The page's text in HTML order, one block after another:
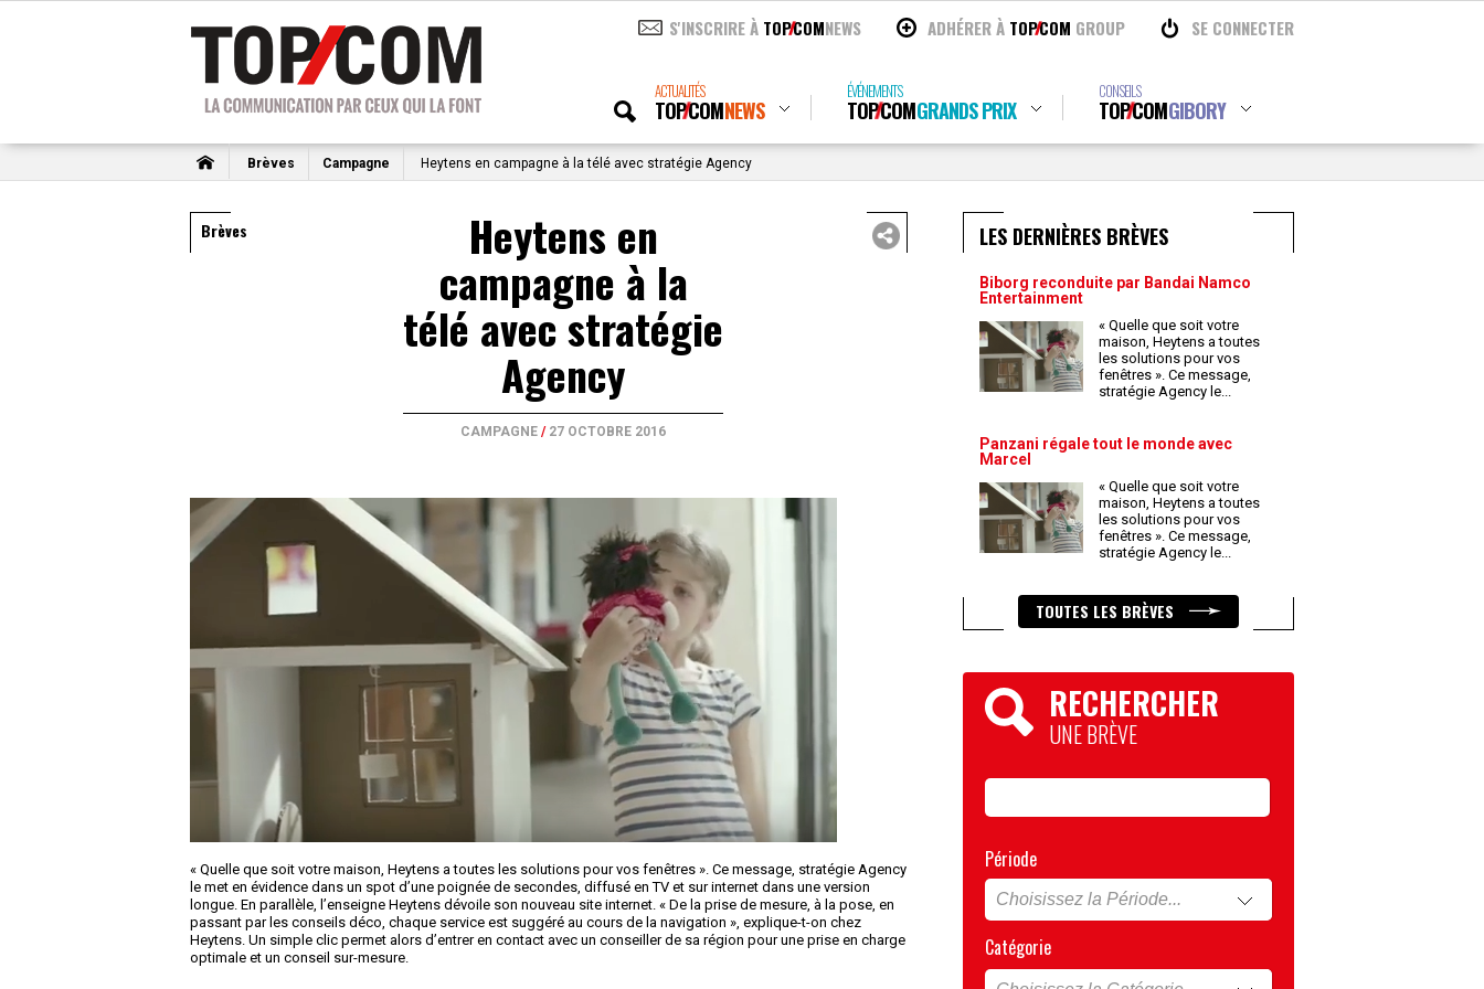
S'INSCRIRE À TOPCOMNEWS ADHÉRER À TOPCOM GROUP SE CONNECTER
ACTUALITÉS
TOPCOMNEWS
ÉVÉNEMENTS
TOPCOMGRANDS PRIX
CONSEILS
TOPCOMGIBORY
Brèves Campagne Heytens en campagne à la télé avec stratégie Agency
Brèves Heytens en
campagne à la
télé avec stratégie
Agency
CAMPAGNE / 27 OCTOBRE 2016
« Quelle que soit votre maison, Heytens a toutes les solutions pour vos fenêtres ». Ce message, stratégie Agency
le met en évidence dans un spot d’une poignée de secondes, diffusé en TV et sur internet dans une version
longue. En parallèle, l’enseigne Heytens dévoile son nouveau site internet. « De la prise de mesure, à la pose, en
passant par les conseils déco, chaque service est suggéré au cours de la navigation », explique-t-on chez
Heytens. Un simple clic permet alors d’entrer en contact avec un conseiller de sa région pour une prise en charge
optimale et un conseil sur-mesure.
LES DERNIÈRES BRÈVES
Biborg reconduite par Bandai Namco
Entertainment
« Quelle que soit votre
maison, Heytens a toutes
les solutions pour vos
fenêtres ». Ce message,
stratégie Agency le...
Panzani régale tout le monde avec
Marcel
« Quelle que soit votre
maison, Heytens a toutes
les solutions pour vos
fenêtres ». Ce message,
stratégie Agency le...
TOUTES LES BRÈVES
RECHERCHER
UNE BRÈVE
Période
Catégorie